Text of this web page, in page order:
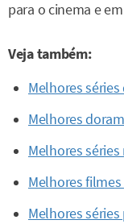
para o cinema e
Veja também:
Melhores
Melhores
Melhores
Melhores
Melhores